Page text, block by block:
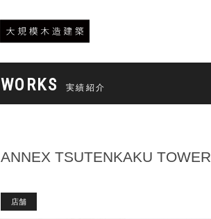
WORKS 実績紹介
ANNEX TSUTENKAKU TOWER
店舗